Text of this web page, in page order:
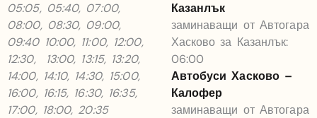
05:05, 05:40, 07:00,
08:00, 08:30, 09:00,
09:40 10:00, 11:00, 12:00,
12:30, 13:00, 13:15, 13:20,
14:00, 14:10, 14:30, 15:00,
16:00, 16:15, 16:30, 16:35,
17:00, 18:00, 20:35
Казанлък
заминаващи от Автогара
Хасково за Казанлък:
06:00
Автобуси Хасково –
Калофер
заминаващи от Автогара